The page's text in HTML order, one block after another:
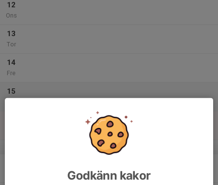
12
Ons
13
Tor
14
Fre
15
v.34
Godkänn kakor